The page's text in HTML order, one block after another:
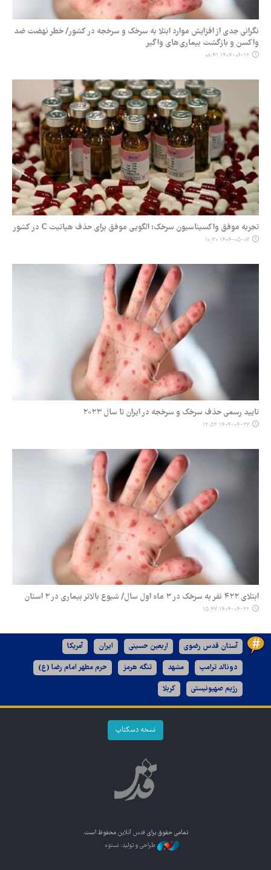
نگرانی جدی از افزایش موارد ابتلا به سرخک و سرخجه در کشور/ خطر نهضت ضد
واکسن و بازگشت بیماری‌های واگیر
۱۴۰۴-۰۶-۱۲ ۰۸:۴۱
تجربه موفق واکسیناسیون سرخک؛ الگویی موفق برای حذف هپاتیت C در کشور
۱۴۰۴-۰۵-۰۷ ۱۰:۳۰
تایید رسمی حذف سرخک و سرخجه در ایران تا سال ۲۰۲۳
۱۴۰۴-۰۴-۲۷ ۱۲:۵۳
ابتلای ۴۲۲ نفر به سرخک در ۳ ماه اول سال/ شیوع بالاتر بیماری در ۲ استان
۱۴۰۴-۰۴-۲۲ ۱۵:۴۷
آستان قدس رضوی اربعین حسینی ایران آمریکا
دونالد ترامپ مشهد تنگه هرمز حرم مطهر امام رضا (ع)
رژیم صهیونیستی کربلا
نسخه دسکتاپ
تمامی حقوق برای قدس آنلاین محفوظ است.
طراحی و تولید: نستوه